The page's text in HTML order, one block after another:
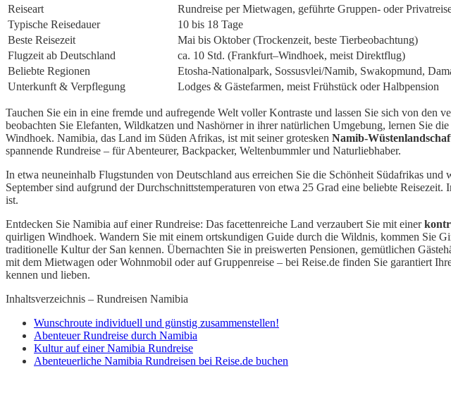
Reiseart
Rundreise per Mietwagen, geführte Gruppen- oder
Typische Reisedauer
10 bis 18 Tage
Beste Reisezeit
Mai bis Oktober (Trockenzeit, beste Tierbeobachtung)
Flugzeit ab Deutschland
ca. 10 Std. (Frankfurt–Windhoek, meist Direktflug)
Beliebte Regionen
Etosha-Nationalpark, Sossusvlei/Namib, Swakopmund,
Unterkunft & Verpflegung
Lodges & Gästefarmen, meist Frühstück oder Halbpension
Tauchen Sie ein in eine fremde und aufregende Welt voller Kontraste und lassen Sie sich von den
beobachten Sie Elefanten, Wildkatzen und Nashörner in ihrer natürlichen Umgebung, lernen Sie
Windhoek. Namibia, das Land im Süden Afrikas, ist mit seiner grotesken Namib-
spannende Rundreise – für Abenteurer, Backpacker, Weltenbummler und Naturliebhaber.
In etwa neuneinhalb Flugstunden von Deutschland aus erreichen Sie die Schönheit Südafrikas
September sind aufgrund der Durchschnittstemperaturen von etwa 25 Grad eine beliebte
ist.
Entdecken Sie Namibia auf einer Rundreise: Das facettenreiche Land verzaubert Sie mit einer
quirligen Windhoek. Wandern Sie mit einem ortskundigen Guide durch die Wildnis, kommen Sie
traditionelle Kultur der San kennen. Übernachten Sie in preiswerten Pensionen, gemütlichen
mit dem Mietwagen oder Wohnmobil oder auf Gruppenreise – bei Reise.de finden Sie garantiert
kennen und lieben.
Inhaltsverzeichnis – Rundreisen Namibia
Wunschroute individuell und günstig zusammenstellen!
Abenteuer Rundreise durch Namibia
Kultur auf einer Namibia Rundreise
Abenteuerliche Namibia Rundreisen bei Reise.de buchen